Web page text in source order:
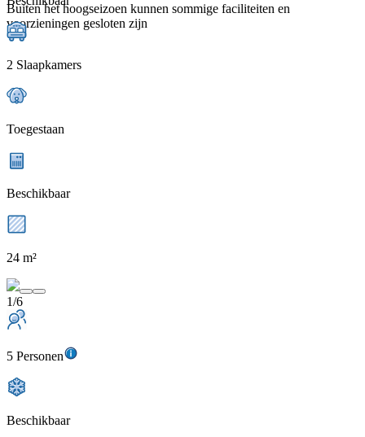
Buiten het hoogseizoen kunnen sommige faciliteiten en
voorzieningen gesloten zijn
2 Slaapkamers
Toegestaan
Beschikbaar
24 m²
1/6
5 Personen
Beschikbaar